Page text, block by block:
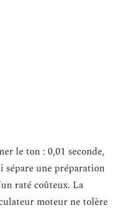
le ton : 0,01 seconde,
sépare une préparation
raté coûteux. La
moteur ne tolère